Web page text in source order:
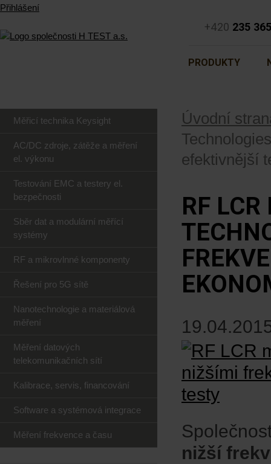
+420 235
PRODUKTY
Přihlášení
Úvodní
efektivnější
RF
nižší
Měřicí technika Keysight
AC/DC zdroje, zátěže a měření
el. výkonu
Testování EMC a testery el.
bezpečnosti
Sběr dat a modulární měřící
systémy
RF a mikrovlnné komponenty
Řešení pro 5G sítě
Nanotechnologie a materiálová
měření
Měření datových
telekomunikačních sítí
Kalibrace, servis, financování
Software a systémová integrace
Měření frekvence a času